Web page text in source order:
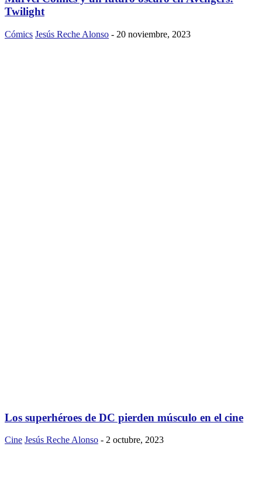
Twilight
Cómics Jesús Reche Alonso - 20 noviembre, 2023
Los superhéroes de DC pierden músculo en el cine
Cine Jesús Reche Alonso - 2 octubre, 2023